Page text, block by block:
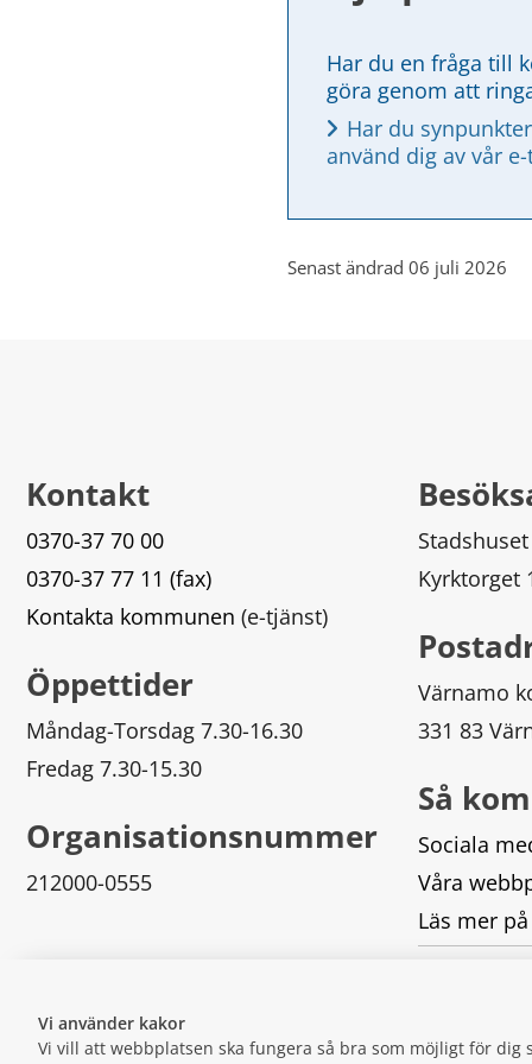
Vi använder kakor
Vi vill att webbplatsen ska fungera så bra som möjligt för
Har du en fråga till
göra genom att
Har du
använd dig av vår
Senast ändrad 06 juli 2026
Kontakt
0370-37 70 00
0370-37 77 11 (fax)
Kontakta kommunen (e-tjänst)
Öppettider
Måndag-Torsdag 7.30-16.30
Fredag 7.30-15.30
Organisationsnummer
212000-0555
Stadshuset
Kyrktorget
Värnamo
331 83
Så
Sociala
Våra
Läs mer